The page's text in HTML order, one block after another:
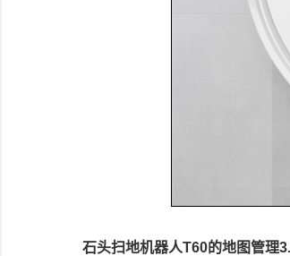
石头扫地机器人T60的地图管理